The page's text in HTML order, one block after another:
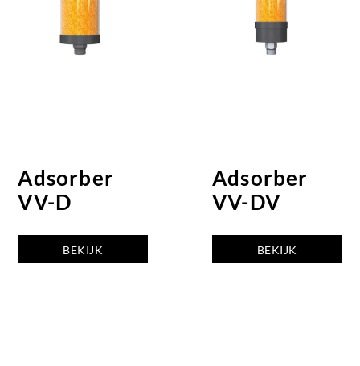
Adsorber
VV-D
BEKIJK
Adsorber
VV-DV
BEKIJK